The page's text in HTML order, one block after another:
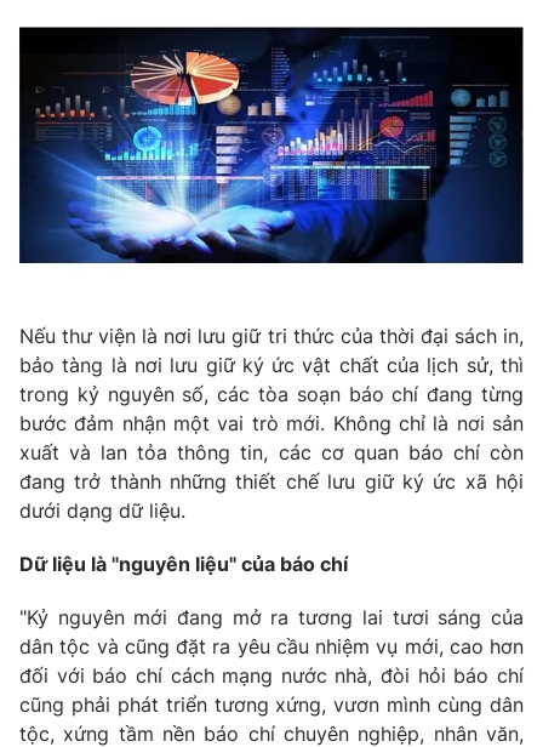
Câu chuyện quốc tế
Góc doanh nghiệp
Dữ liệu và đời sống
Truyền hình
Phim VTV
Hậu trường
Nhân vật
Giải sao mai
Giải trí
Điện ảnh
Âm nhạc
Đời sống
Làm đẹp
Chất lượng cuộc sống
Tuyển sinh
Học trực tuyến
Công nghệ
Hitech Công nghệ tương lai
Sản phẩm
Thị trường
Tư vấn
Giao lưu trực tuyến
Lịch phát sóng
Chuyên mục khác
Emagazine Podcast
Photo Infographic
Nếu thư viện là nơi lưu giữ tri thức của thời đại sách in,
bảo tàng là nơi lưu giữ ký ức vật chất của lịch sử, thì
trong kỷ nguyên số, các tòa soạn báo chí đang từng
bước đảm nhận một vai trò mới. Không chỉ là nơi sản
xuất và lan tỏa thông tin, các cơ quan báo chí còn
đang trở thành những thiết chế lưu giữ ký ức xã hội
dưới dạng dữ liệu.
Dữ liệu là "nguyên liệu" của báo chí
"Kỷ nguyên mới đang mở ra tương lai tươi sáng của
dân tộc và cũng đặt ra yêu cầu nhiệm vụ mới, cao hơn
đối với báo chí cách mạng nước nhà, đòi hỏi báo chí
cũng phải phát triển tương xứng, vươn mình cùng dân
tộc, xứng tầm nền báo chí chuyên nghiệp, nhân văn,